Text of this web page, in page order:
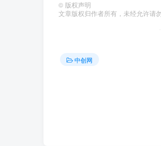
© 版权声明
文章版权归作者所有，未经允许请勿
中创网